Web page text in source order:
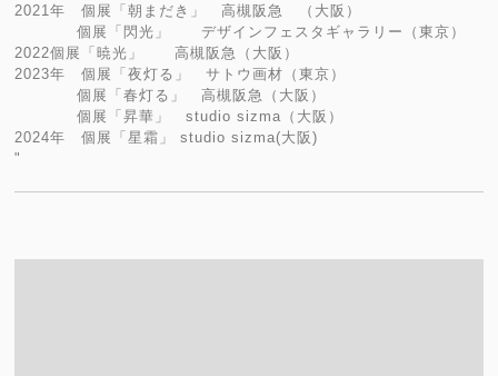
2021年 個展「朝まだき」 高槻阪急 （大阪）
個展「閃光」 デザインフェスタギャラリー（東京）
2022個展「暁光」 高槻阪急（大阪）
2023年 個展「夜灯る」 サトウ画材（東京）
個展「春灯る」 高槻阪急（大阪）
個展「昇華」 studio sizma（大阪）
2024年 個展「星霜」 studio sizma(大阪)
"